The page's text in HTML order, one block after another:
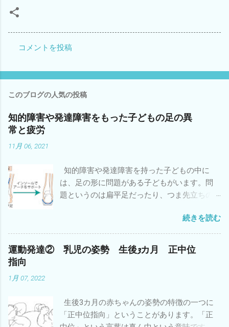
メ
ト
コメントを投稿
このブログの人気の投稿
知的障害や発達障害をもった子どもの足の異
常と疲労
11月 06, 2021
知的障害や発達障害を持った子どもの中に
は、足の形に問題がある子どもがいます。問
題というのは扁平足だったり、つま先立ちの
性やバランスや敏捷性などの運動能力も低い
子どもが多いことはよく知られています。立
ったり歩いたりしている時に地面に接してい
るのは足なので、足が上手く形を変えて地面
やすいということも知っておいてください。
特に小学校・中学校と身体が大きくなると疲
続きを読む
運動発達② 乳児の姿勢 生後3カ月 正中位
指向
1月 07, 2022
生後3カ月の赤ちゃんの姿勢の特徴の一つに
「正中位指向」ということがあります。「正